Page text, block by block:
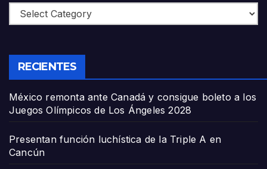
Categories
RECIENTES
México remonta ante Canadá y consigue boleto a los
Juegos Olímpicos de Los Ángeles 2028
Presentan función luchística de la Triple A en
Cancún